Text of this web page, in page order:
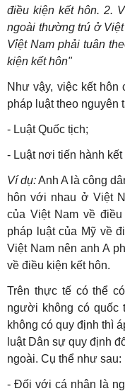
điều kiện kết hôn. 2.
ngoài thường trú ở
Vỉệt Nam phải tuân
kiện kết hôn"
Như vậy, việc kết
pháp luật theo nguyên
- Luật Quốc tịch;
- Luật nơi tiến hành kết
Ví dụ:Anh A là công
hôn với nhau ở Việt
của Việt Nam về
pháp luật của Mỹ về
Việt Nam nên anh A
về điều kiện kết hôn.
Trên thực tế có thể
người không có quốc
không có quy định thì
luật Dân sự quy định
ngoài. Cụ thể như sau:
- Đối với cá nhân là